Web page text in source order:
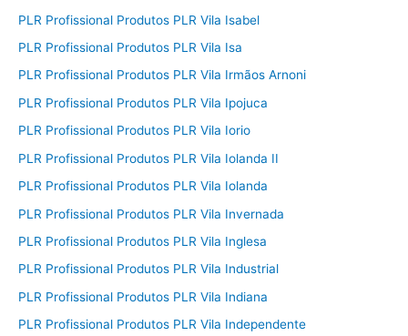
PLR Profissional Produtos PLR Vila Isabel
PLR Profissional Produtos PLR Vila Isa
PLR Profissional Produtos PLR Vila Irmãos Arnoni
PLR Profissional Produtos PLR Vila Ipojuca
PLR Profissional Produtos PLR Vila Iorio
PLR Profissional Produtos PLR Vila Iolanda II
PLR Profissional Produtos PLR Vila Iolanda
PLR Profissional Produtos PLR Vila Invernada
PLR Profissional Produtos PLR Vila Inglesa
PLR Profissional Produtos PLR Vila Industrial
PLR Profissional Produtos PLR Vila Indiana
PLR Profissional Produtos PLR Vila Independente